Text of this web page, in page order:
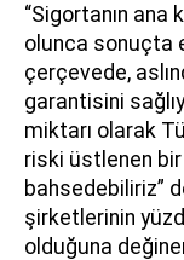
“Sigortanın ana
olunca sonuçta
çerçevede,
garantisini
miktarı olarak
riski üstlenen
bahsedebiliriz”
şirketlerinin
olduğuna